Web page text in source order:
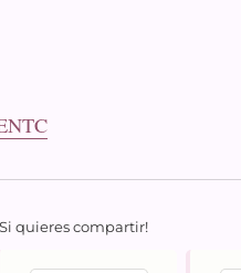
quieres compartir!